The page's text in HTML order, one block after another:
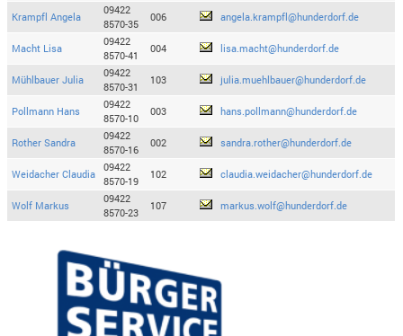
Krampfl Angela
09422
8570-35
006 angela.krampfl@hunderdorf.de
Macht Lisa
09422
8570-41
004 lisa.macht@hunderdorf.de
Mühlbauer Julia
09422
8570-31
103 julia.muehlbauer@hunderdorf.de
Pollmann Hans
09422
8570-10
003 hans.pollmann@hunderdorf.de
Rother Sandra
09422
8570-16
002 sandra.rother@hunderdorf.de
Weidacher Claudia
09422
8570-19
102 claudia.weidacher@hunderdorf.de
Wolf Markus
09422
8570-23
107 markus.wolf@hunderdorf.de